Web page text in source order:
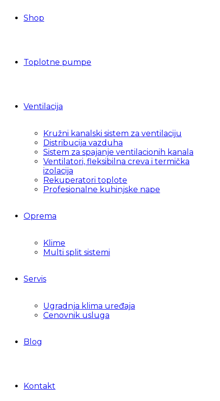
Shop
Toplotne pumpe
Ventilacija
Kružni kanalski sistem za ventilaciju
Distribucija vazduha
Sistem za spajanje ventilacionih kanala
Ventilatori, fleksibilna creva i termička
izolacija
Rekuperatori toplote
Profesionalne kuhinjske nape
Oprema
Klime
Multi split sistemi
Servis
Ugradnja klima uređaja
Cenovnik usluga
Blog
Kontakt